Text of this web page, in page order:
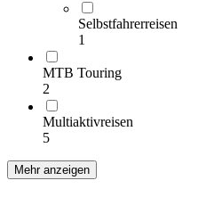
Selbstfahrerreisen
1
MTB Touring
2
Multiaktivreisen
5
Mehr anzeigen